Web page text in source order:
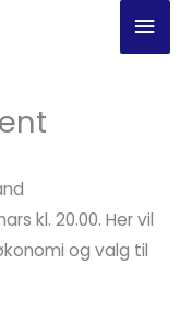
kl. 20.00. Her vil
og valg til